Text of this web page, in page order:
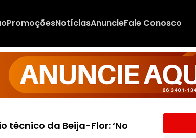
PromoçõesNotíciasAnuncieFale Conosco
técnico da Beija-Flor: ‘No